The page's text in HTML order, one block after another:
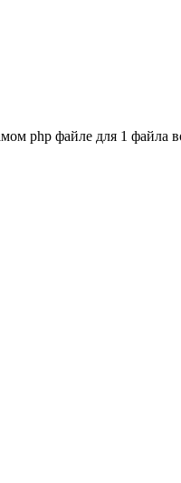
php файле для 1 файла